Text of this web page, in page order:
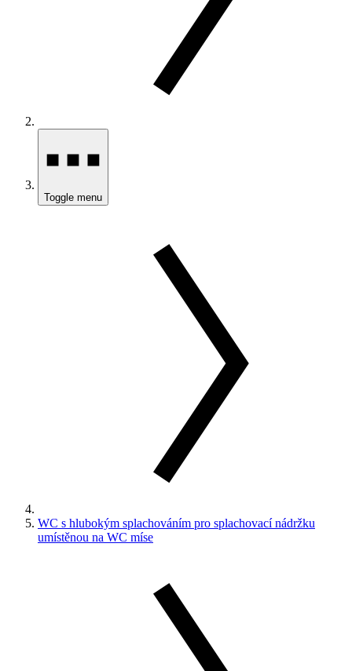
Toggle menu
WC s hlubokým splachováním pro splachovací nádržku
umístěnou na WC míse